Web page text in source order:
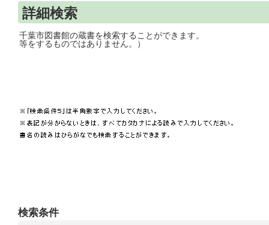
詳細検索
千葉市図書館の蔵書を検索することがで
等をするものではありません。）
検索条件